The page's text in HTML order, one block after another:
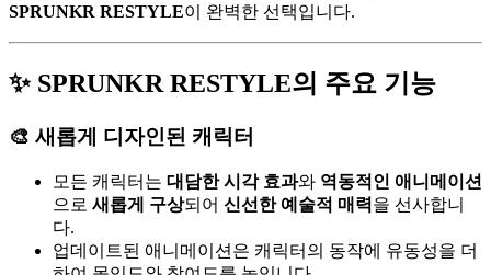
SPRUNKR RESTYLE이 완벽한 선택입니다.
✨ SPRUNKR RESTYLE의 주요 기능
🎨 새롭게 디자인된 캐릭터
모든 캐릭터는 대담한 시각 효과와 역동적인 애니메이션
으로 새롭게 구상되어 신선한 예술적 매력을 선사합니
다.
업데이트된 애니메이션은 캐릭터의 동작에 유동성을 더